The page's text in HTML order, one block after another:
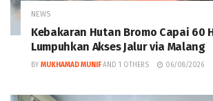
NEWS
Kebakaran Hutan Bromo Capai 60
Lumpuhkan Akses Jalur via Malang
BY MUKHAMAD MUNIF AND 1 OTHERS 06/08/2026